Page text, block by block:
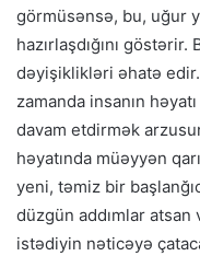
görmüsənsə, bu, uğur
hazırlaşdığını
dəyişiklikləri əhatə
zamanda insanın
davam etdirmək
həyatında müəyyən
yeni, təmiz bir
düzgün addımlar
istədiyin nəticəyə